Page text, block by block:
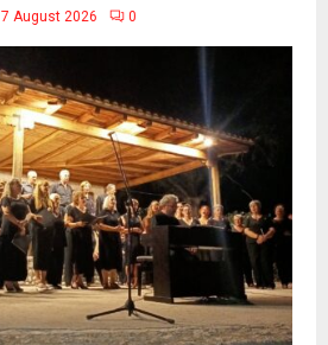
7 August 2026 0